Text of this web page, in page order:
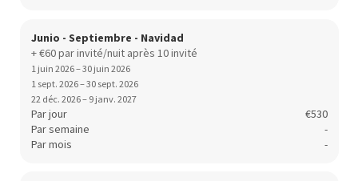
Junio - Septiembre - Navidad
+ €60 par invité/nuit après 10 invité
1 juin 2026 – 30 juin 2026
1 sept. 2026 – 30 sept. 2026
22 déc. 2026 – 9 janv. 2027
Par jour
€530
Par semaine
-
Par mois
-